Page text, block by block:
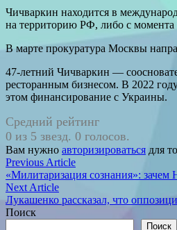
Чичваркин находится в
на территорию РФ, либо с
В марте прокуратура Москвы
47-летний Чичваркин —
ресторанным бизнесом. В 2022
этом финансирование с Украины.
Средний рейтинг
0 из 5 звезд. 0 голосов.
Вам нужно авторизироваться для
Навигация
по
записям
Previous ArticlePrevious
article:
«Милитаризация сознания»:
Next ArticleNext
article:
Лукашенко рассказал, что
Поиск
Поиск